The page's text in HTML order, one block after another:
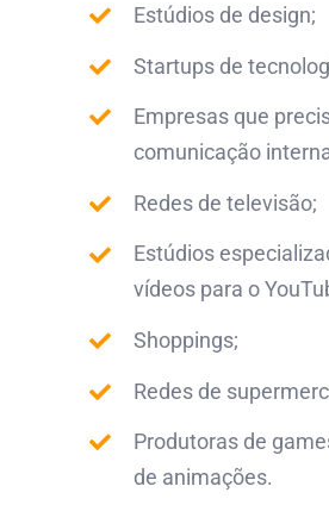
Estúdios de design;
Startups de
Empresas que
comunicação
Redes de televisão;
Estúdios
vídeos para o
Shoppings;
Redes de
Produtoras de
de animações.